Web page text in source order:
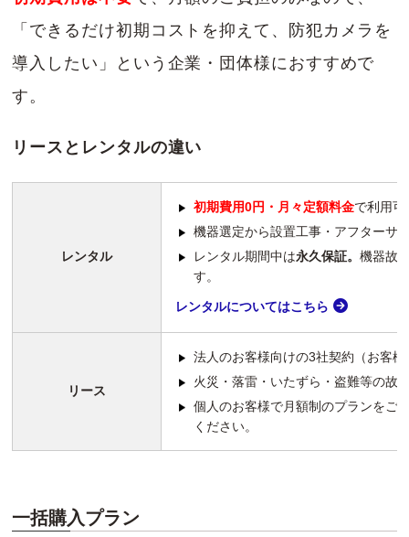
「できるだけ初期コストを抑えて、防犯カメラを
導入したい」という企業・団体様におすすめで
す。
リースとレンタルの違い
レンタル
初期費用0円・月々定額料金で利用可
機器選定から設置工事・アフターサ
レンタル期間中は永久保証。機器故
す。
レンタルについてはこちら
リース
法人のお客様向けの3社契約（お客
火災・落雷・いたずら・盗難等の故
個人のお客様で月額制のプランをご
ください。
一括購入プラン